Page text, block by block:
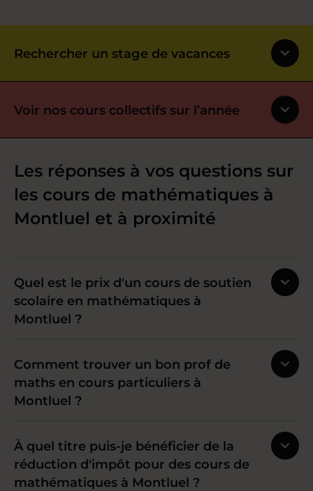
Rechercher un stage de vacances
Voir nos cours collectifs sur l’année
Les réponses à vos questions sur
les cours de mathématiques à
Montluel et à proximité
Quel est le prix d'un cours de soutien
scolaire en mathématiques à
Montluel ?
Comment trouver un bon prof de
maths en cours particuliers à
Montluel ?
À quel titre puis-je bénéficier de la
réduction d'impôt pour des cours de
mathématiques à Montluel ?